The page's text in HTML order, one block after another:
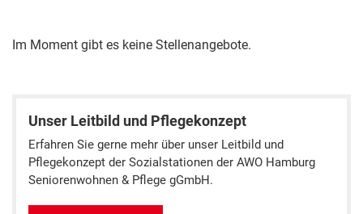
Im Moment gibt es keine Stellenangebote.
Unser Leitbild und Pflegekonzept
Erfahren Sie gerne mehr über unser Leitbild und
Pflegekonzept der Sozialstationen der AWO Hamburg
Seniorenwohnen & Pflege gGmbH.